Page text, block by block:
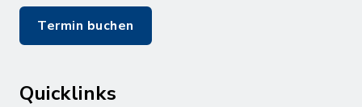
Termin buchen
Quicklinks